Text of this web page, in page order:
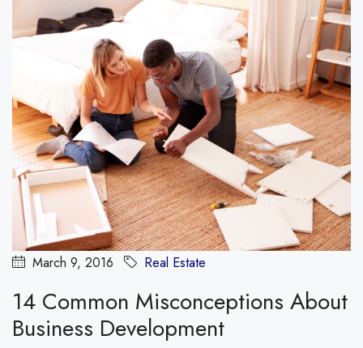
March 9, 2016 Real Estate
14 Common Misconceptions About
Business Development